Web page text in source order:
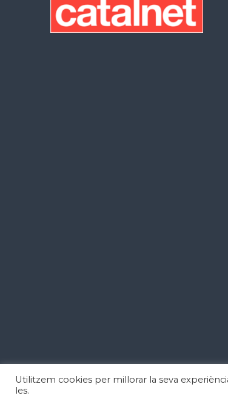
Copyright © 2026 Notícies d'Esplugues de Llobregat
Utilitzem cookies per millorar la seva
les.